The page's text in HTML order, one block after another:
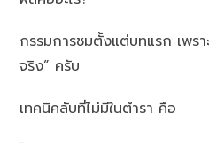
กรรมการชมตั้งแต่บทแรก เพร
จริง” ครับ
เทคนิคลับที่ไม่มีในตำรา คือ